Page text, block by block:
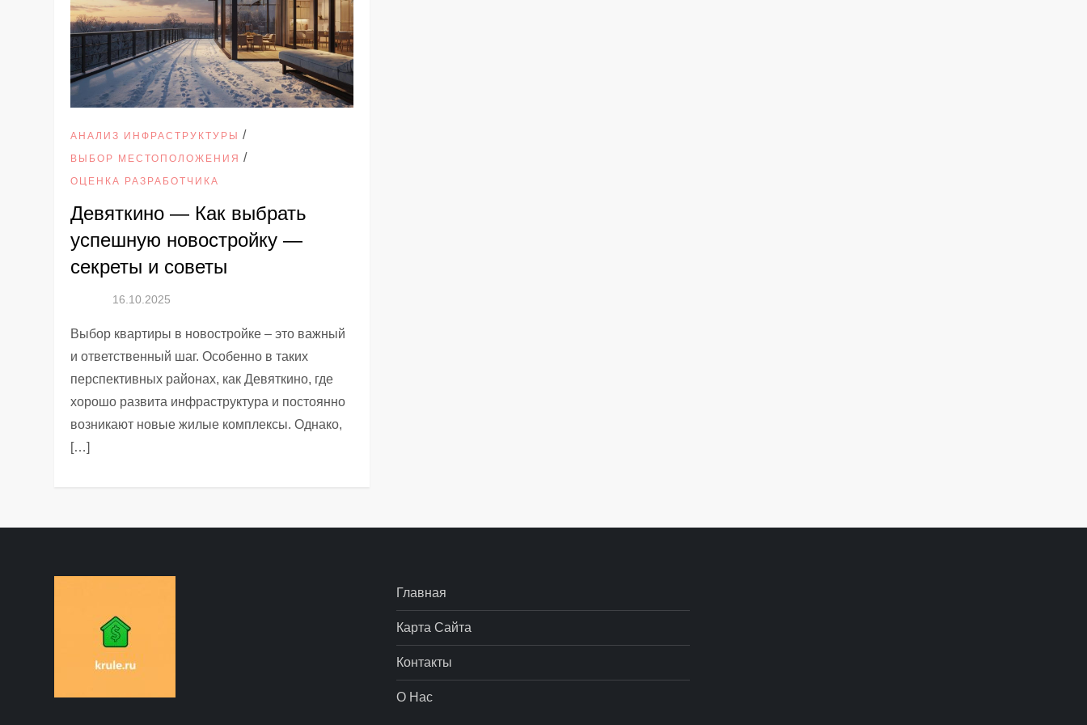
АНАЛИЗ ИНФРАСТРУКТУРЫ /
ВЫБОР МЕСТОПОЛОЖЕНИЯ /
ОЦЕНКА РАЗРАБОТЧИКА
Девяткино — Как выбрать
успешную новостройку —
секреты и советы
Выбор квартиры в новостройке – это важный
и ответственный шаг. Особенно в таких
перспективных районах, как Девяткино, где
хорошо развита инфраструктура и постоянно
возникают новые жилые комплексы. Однако,
[…]
Главная
Карта Сайта
Контакты
О Нас